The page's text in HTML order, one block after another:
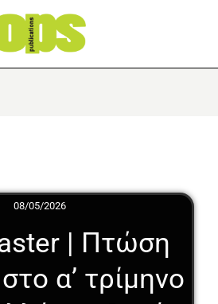
08/05/2026
| Πτώση
α’ τρίμηνο